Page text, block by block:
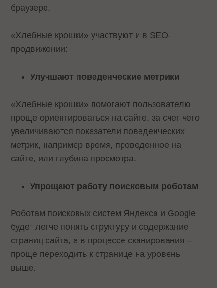
браузере.
«Хлебные крошки» участвуют и в SEO-
продвижении:
Улучшают поведенческие метрики
«Хлебные крошки» помогают пользователю
проще ориентироваться на сайте, за счет чего
увеличиваются показатели поведенческих
метрик, например время, проведенное на
сайте, или глубина просмотра.
Упрощают работу поисковым роботам
Роботам поисковых систем Яндекса и Google
будет легче понять структуру и содержание
страниц сайта, а в процессе сканирования –
проще переходить к странице на уровень
выше.